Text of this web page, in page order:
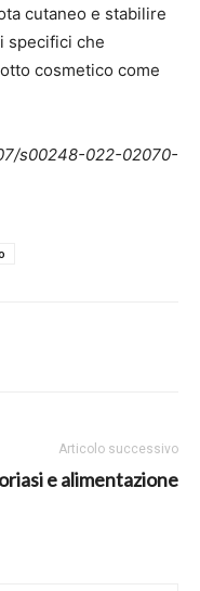
cutaneo e stabilire
specifici che
cosmetico come
s00248-022-02070-
Articolo successivo
e alimentazione